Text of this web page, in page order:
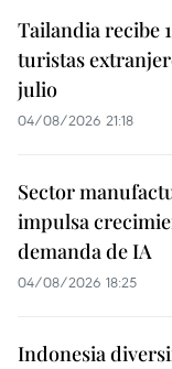
Tailandia recibe
turistas
julio
04/08/2026 21:18
Sector
impulsa
demanda de IA
04/08/2026 18:25
Indonesia